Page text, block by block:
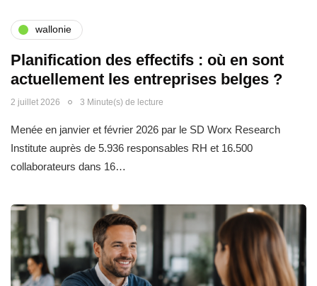
wallonie
Planification des effectifs : où en sont
actuellement les entreprises belges ?
2 juillet 2026 3 Minute(s) de lecture
Menée en janvier et février 2026 par le SD Worx Research
Institute auprès de 5.936 responsables RH et 16.500
collaborateurs dans 16…